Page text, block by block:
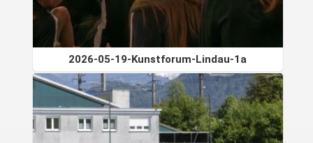
2026-05-19-Kunstforum-Lindau-1a